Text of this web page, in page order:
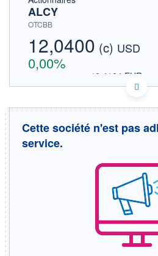
ALCY
OTCBB
12,0400 (c) USD
0,00%
10,4164 EUR
INDICE DE RÉFÉRENCE NASDAQ
Politique d'exécution
Cotation sur les autres places
INDICE DE RÉFÉRENCE
+
Cette société n'est pas
service.